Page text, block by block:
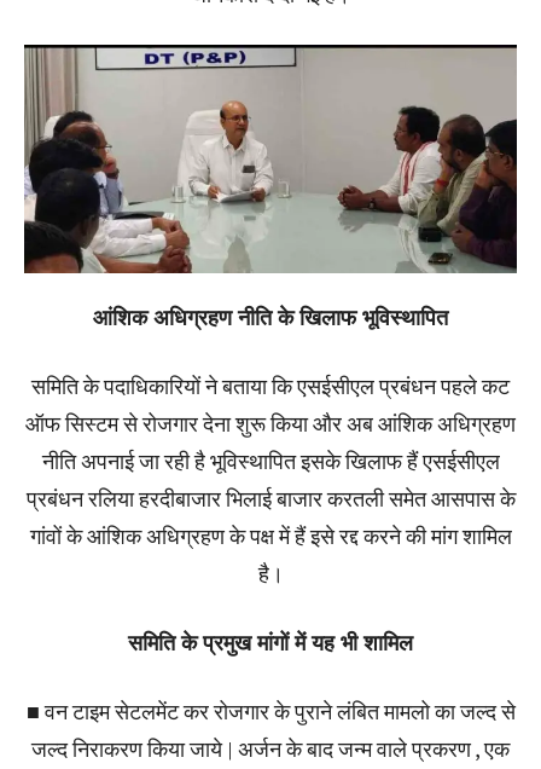
आंशिक अधिग्रहण नीति के खिलाफ भूविस्थापित
समिति के पदाधिकारियों ने बताया कि एसईसीएल प्रबंधन पहले कट
ऑफ सिस्टम से रोजगार देना शुरू किया और अब आंशिक अधिग्रहण
नीति अपनाई जा रही है भूविस्थापित इसके खिलाफ हैं एसईसीएल
प्रबंधन रलिया हरदीबाजार भिलाई बाजार करतली समेत आसपास के
गांवों के आंशिक अधिग्रहण के पक्ष में हैं इसे रद्द करने की मांग शामिल
है।
समिति के प्रमुख मांगों में यह भी शामिल
■ वन टाइम सेटलमेंट कर रोजगार के पुराने लंबित मामलो का जल्द से
जल्द निराकरण किया जाये | अर्जन के बाद जन्म वाले प्रकरण , एक